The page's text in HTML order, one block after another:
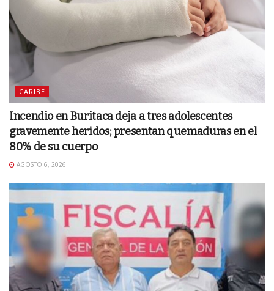
CARIBE
Incendio en Buritaca deja a tres adolescentes
gravemente heridos; presentan quemaduras en el
80% de su cuerpo
AGOSTO 6, 2026